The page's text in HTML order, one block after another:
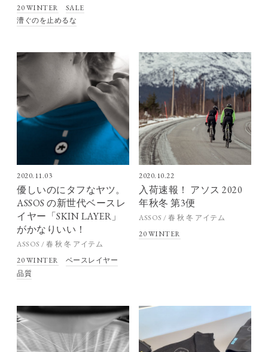
20 WINTER
SALE
漕ぐのを止めるな
2020.11.03
優しいのにタフなヤツ。
ASSOS の新世代ベースレ
イヤー「SKIN LAYER」
がかなりいい！
ASSOS / 春 秋 冬 アイテム
20 WINTER
ベースレイヤー
品質
2020.10.22
入荷速報！ アソス 2020
年秋冬 第3便
ASSOS / 春 秋 冬 アイテム
20 WINTER